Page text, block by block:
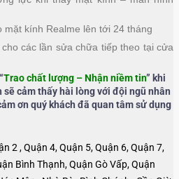
kính Realme lên tới 24 tháng
các lần sửa chữa tiếp theo tại cửa
Trao chất lượng – Nhận niềm tin” khi
sẽ cảm thấy hài lòng với đội ngũ nhân
ơn quý khách đã quan tâm sử dụng
2 , Quận 4, Quận 5, Quận 6, Quận 7,
Bình Thạnh, Quận Gò Vấp, Quận